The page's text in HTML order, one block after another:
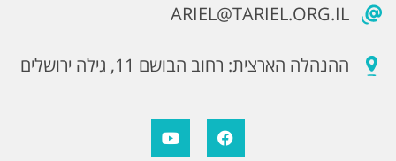
ARIEL@TARIEL.ORG.IL
ההנהלה הארצית: רחוב הבושם 11, גילה ירושלים